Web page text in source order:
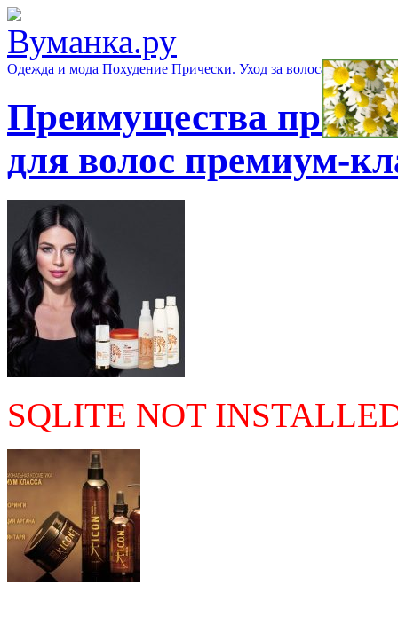
Одежда и мода Похудение Прически. Уход за волосами Маски
Преимущества
для волос премиум-
SQLITE NOT